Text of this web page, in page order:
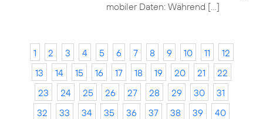
mobiler Daten: Während […]
1 2 3 4 5 6 7 8 9 10 11
12
13
14 15 16 17 18 19 20 21
22
23
24 25 26 27 28 29 30
31
32
33 34 35 36 37 38 39
40